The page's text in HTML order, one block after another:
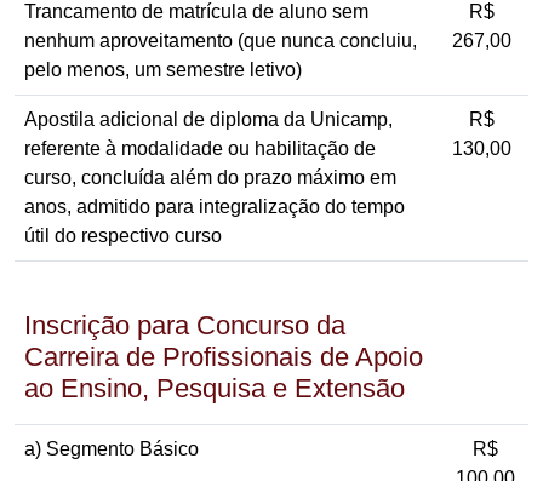
Trancamento de matrícula de aluno sem
nenhum aproveitamento (que nunca concluiu,
pelo menos, um semestre letivo)
R$
267,00
Apostila adicional de diploma da Unicamp,
referente à modalidade ou habilitação de
curso, concluída além do prazo máximo em
anos, admitido para integralização do tempo
útil do respectivo curso
R$
130,00
Inscrição para Concurso da
Carreira de Profissionais de Apoio
ao Ensino, Pesquisa e Extensão
a) Segmento Básico
R$